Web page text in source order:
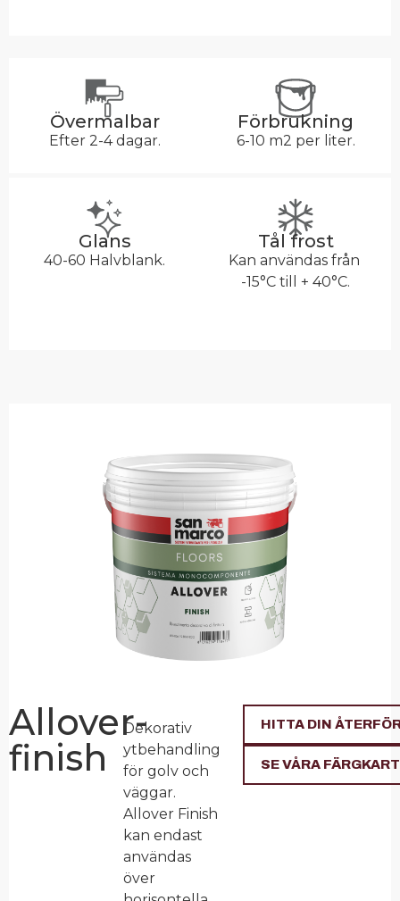
Övermalbar
Efter 2-4 dagar.
Förbrukning
6-10 m2 per liter.
Glans
40-60 Halvblank.
Tål frost
Kan användas från
-15°C till + 40°C.
Dekorativ
ytbehandling
för golv och
väggar.
Allover Finish
kan endast
användas
över
HITTA DIN
SE VÅRA
Allover-
finish